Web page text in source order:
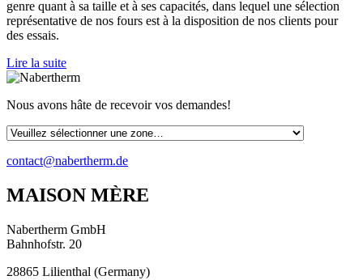
genre quant à sa taille et à ses capacités, dans lequel une sélection
représentative de nos fours est à la disposition de nos clients pour
des essais.
Lire la suite
Nous avons hâte de recevoir vos demandes!
contact@nabertherm.de
MAISON MÈRE
Nabertherm GmbH
Bahnhofstr. 20
28865 Lilienthal (Germany)